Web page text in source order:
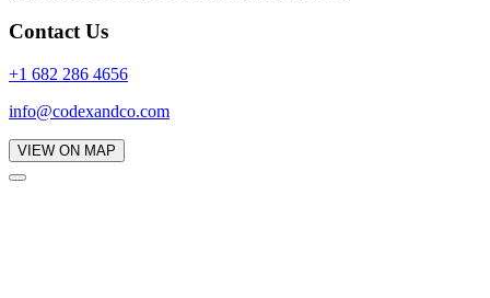
Contact Us
+1 682 286 4656
info@codexandco.com
VIEW ON MAP